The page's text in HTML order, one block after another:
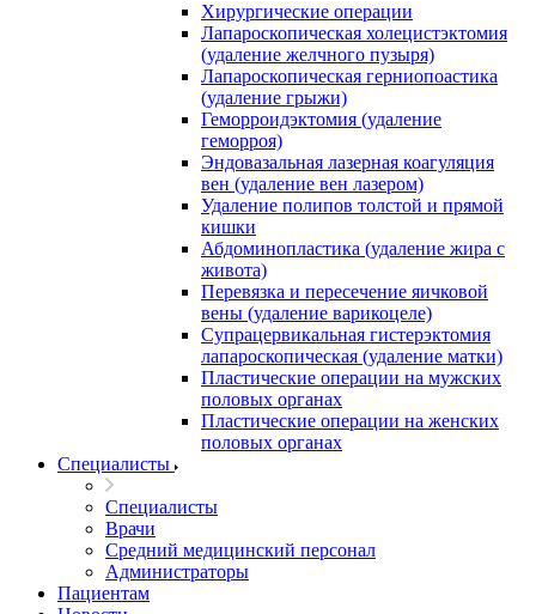
Хирургические операции
Лапароскопическая холецистэктомия
(удаление желчного пузыря)
Лапароскопическая герниопоастика
(удаление грыжи)
Геморроидэктомия (удаление
геморроя)
Эндовазальная лазерная коагуляция
вен (удаление вен лазером)
Удаление полипов толстой и прямой
кишки
Абдоминопластика (удаление жира с
живота)
Перевязка и пересечение яичковой
вены (удаление варикоцеле)
Супрацервикальная гистерэктомия
лапароскопическая (удаление матки)
Пластические операции на мужских
половых органах
Пластические операции на женских
половых органах
Специалисты
Специалисты
Врачи
Средний медицинский персонал
Администраторы
Пациентам